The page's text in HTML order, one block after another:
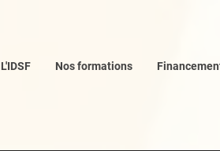
L'IDSF Nos formations